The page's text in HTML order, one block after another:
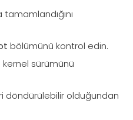
bölümünü kontrol edin.
kernel sürümünü
döndürülebilir olduğundan